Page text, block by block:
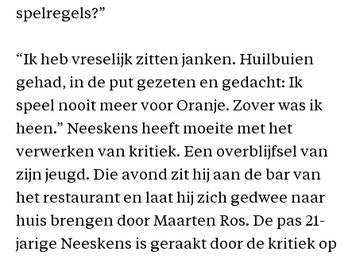
spelregels?”
“Ik heb vreselijk zitten janken. Huilbuien
gehad, in de put gezeten en gedacht: Ik
speel nooit meer voor Oranje. Zover was ik
heen.” Neeskens heeft moeite met het
verwerken van kritiek. Een overblijfsel van
zijn jeugd. Die avond zit hij aan de bar van
het restaurant en laat hij zich gedwee naar
huis brengen door Maarten Ros. De pas 21-
jarige Neeskens is geraakt door de kritiek op